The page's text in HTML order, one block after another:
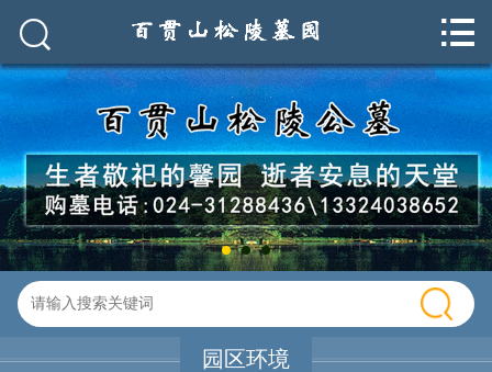

关于我们
园区环境
园区资讯
墓园碑型


园区环境